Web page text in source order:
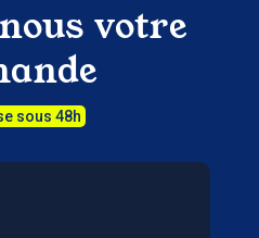
votre
sous 48h